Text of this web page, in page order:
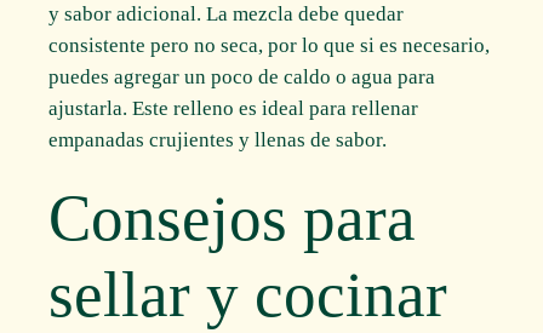
y sabor adicional. La mezcla debe quedar
consistente pero no seca, por lo que si es necesario,
puedes agregar un poco de caldo o agua para
ajustarla. Este relleno es ideal para rellenar
empanadas crujientes y llenas de sabor.
Consejos para
sellar y cocinar